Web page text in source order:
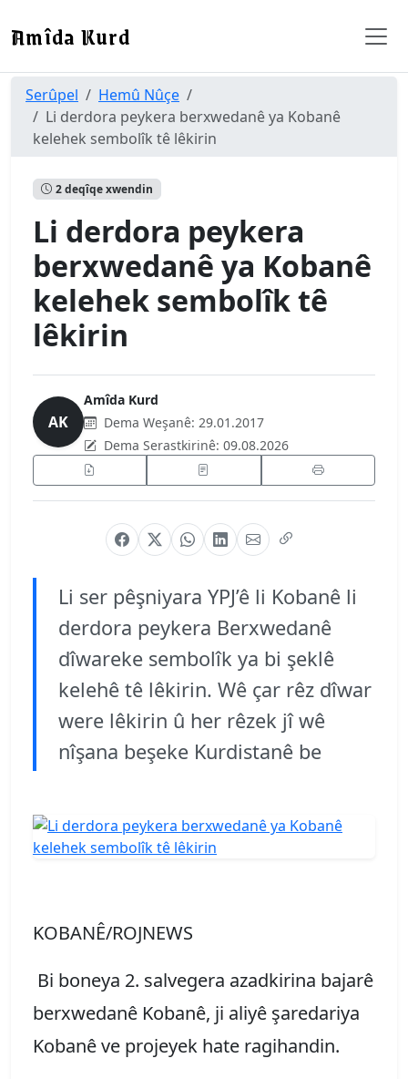
Amîda Kurd
Serûpel
Hemû Nûçe
Li derdora peykera berxwedanê ya Kobanê
kelehek sembolîk tê lêkirin
2 deqîqe xwendin
Li derdora peykera
berxwedanê ya Kobanê
kelehek sembolîk tê
lêkirin
AK
Amîda Kurd
Dema Weşanê: 29.01.2017
Dema Serastkirinê: 09.08.2026
Li ser pêşniyara YPJ’ê li Kobanê li
derdora peykera Berxwedanê
dîwareke sembolîk ya bi şeklê
kelehê tê lêkirin. Wê çar rêz dîwar
were lêkirin û her rêzek jî wê
nîşana beşeke Kurdistanê be
KOBANÊ/ROJNEWS
Bi boneya 2. salvegera azadkirina bajarê
berxwedanê Kobanê, ji aliyê şaredariya
Kobanê ve projeyek hate ragihandin.